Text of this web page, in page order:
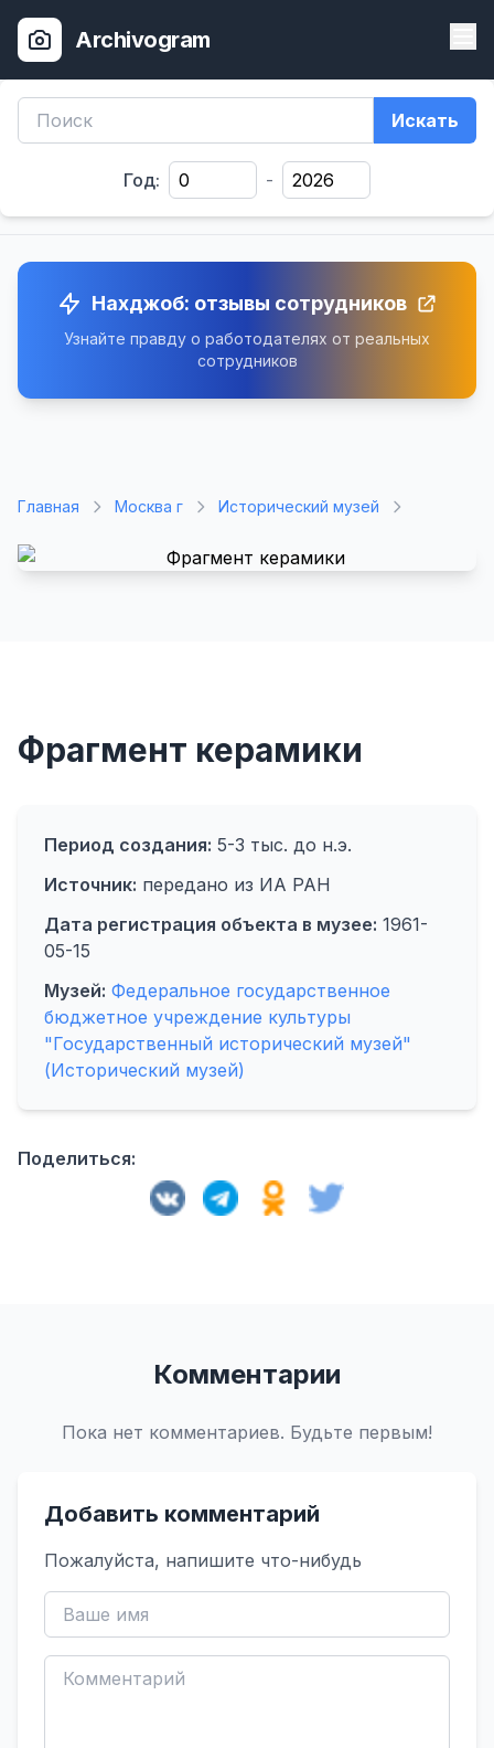
Archivogram
Искать
Год: -
Нахджоб: отзывы сотрудников
Узнайте правду о работодателях от реальных
сотрудников
Главная Москва г Исторический музей
Фрагмент керамики
Период создания: 5-3 тыс. до н.э.
Источник: передано из ИА РАН
Дата регистрация объекта в музее: 1961-
05-15
Музей: Федеральное государственное
бюджетное учреждение культуры
"Государственный исторический музей"
(Исторический музей)
Поделиться:
Комментарии
Пока нет комментариев. Будьте первым!
Добавить комментарий
Пожалуйста, напишите что-нибудь